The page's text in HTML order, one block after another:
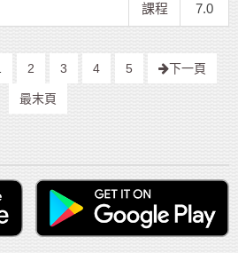
課程
7.0
2 3 4 5 下一頁
最末頁